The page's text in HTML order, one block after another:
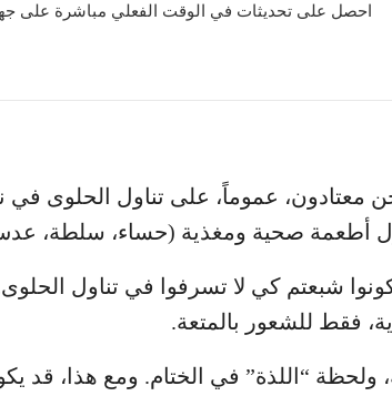
احصل على تحديثات في الوقت الفعلي مباشرة على
معتادون، عموماً، على تناول الحلوى في
أطعمة صحية ومغذية (حساء، سلطة،
شبعتم كي لا تسرفوا في تناول
فقط للشعور بالمتعة.
ولحظة “اللذة” في الختام. ومع هذا،